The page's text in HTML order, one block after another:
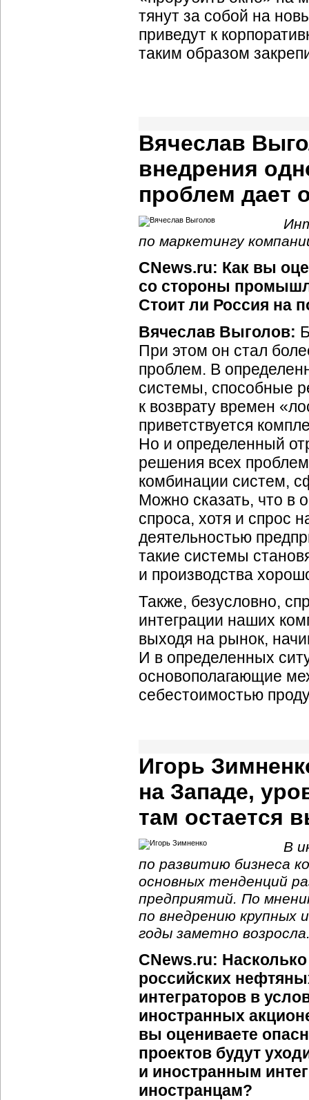
тянут за собой на
приведут к
таким образом
Вячеслав
внедрения
проблем дает
по маркетингу
CNews.ru: Как вы
со стороны
Стоит ли Россия на
Вячеслав Выголов:
При этом он стал
проблем. В
системы, способные
к возврату времен
приветствуется
Но и определенный
решения всех
комбинации систем,
Можно сказать, что в
спроса, хотя и спрос
деятельностью
такие системы
и производства
Также, безусловно,
интеграции наших
выходя на рынок,
И в определенных
основополагающие
себестоимостью
Игорь
на Западе,
там остается
В
по развитию бизнеса
основных тенденций
предприятий. По
по внедрению крупных
годы заметно
CNews.ru:
российских
интеграторов в
иностранных
вы оцениваете
проектов будут
и иностранным
иностранцам?